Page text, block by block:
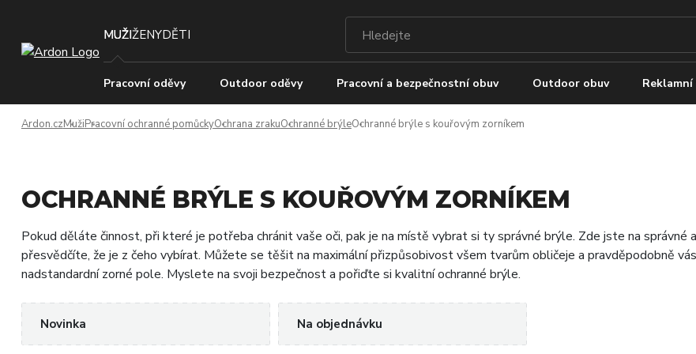
MUŽIŽENYDĚTI
Pracovní oděvy Outdoor oděvy Pracovní a bezpečnostní obuv Outdoor obuv
Ardon.czMužiPracovní ochranné pomůckyOchrana zrakuOchranné brýleOchranné brýle s kouřovým zorníkem
OCHRANNÉ BRÝLE S KOUŘOVÝM ZORNÍKEM
Pokud děláte činnost, při které je potřeba chránit vaše oči, pak je na místě vybrat si ty správné brýle. Zde jste na
přesvědčíte, že je z čeho vybírat. Můžete se těšit na maximální přizpůsobivost všem tvarům obličeje a pravděpodobně
nadstandardní zorné pole. Myslete na svoji bezpečnost a pořiďte si kvalitní ochranné brýle.
Novinka Na objednávku